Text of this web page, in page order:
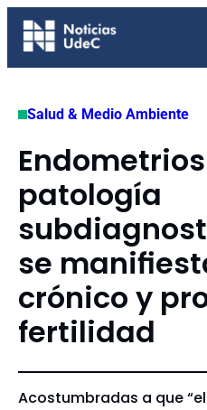
Saltar
Salud & Medio Ambiente
patología
se
crónico y
fertilidad
Acostumbradas a que